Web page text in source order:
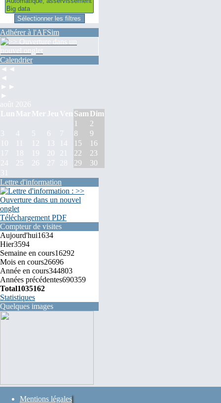
Adhérer à l'AFSim
Calendrier
◄◄
◄
►►
►
août 2026
Lun Mar Mer Jeu Ven Sam Dim
1
2
3
4 5 6 7 8
9
10
11 12 13 14 15
16
17
18 19 20 21 22
23
24
25 26 27 28 29
30
31
Lettre d'information
Téléchargement PDF
Compteur de visites
Aujourd'hui1634
Hier3594
Semaine en cours16292
Mois en cours26696
Année en cours344803
Années précédentes690359
Total1035162
Statistiques
Quelques images
Mentions légales